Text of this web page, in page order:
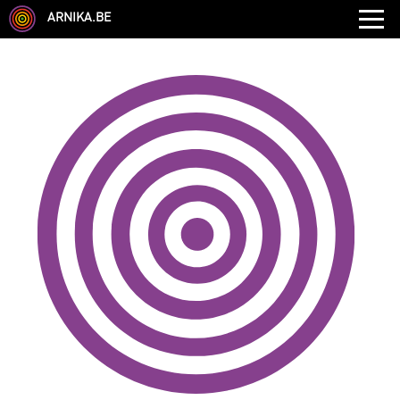
ARNIKA.BE
AUTRE COMPÉTENCE TYPE
LANGUES PARLÉES ÉCOLE
CHEVEUX TAILLE
CORPULENCE ANNÉE DE NAISSANCE
ANNULER LES FILTRES